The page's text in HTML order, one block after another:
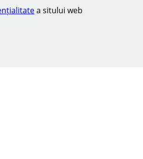
a sitului web